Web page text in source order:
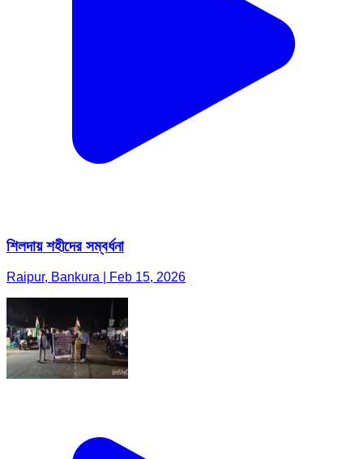
শিলদায় শহীদের সম্বর্ধনা
Raipur, Bankura | Feb 15, 2026